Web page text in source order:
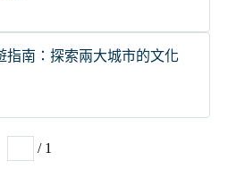
指南：探索兩大城市的文化
/ 1